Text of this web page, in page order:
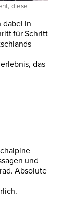
diese
dabei in
für Schritt
das
und
Absolute